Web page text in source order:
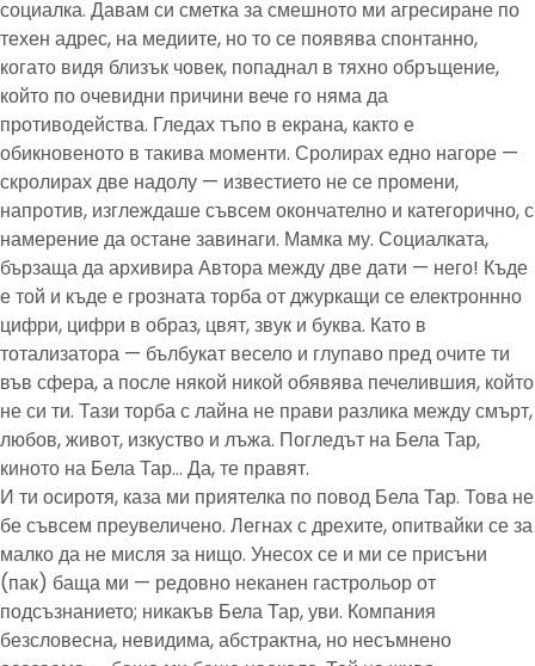
социалка. Давам си сметка за смешното ми агресиране по
техен адрес, на медиите, но то се появява спонтанно,
когато видя близък човек, попаднал в тяхно обръщение,
който по очевидни причини вече го няма да
противодейства. Гледах тъпо в екрана, както е
обикновеното в такива моменти. Сролирах едно нагоре —
скролирах две надолу — известието не се промени,
напротив, изглеждаше съвсем окончателно и категорично, с
намерение да остане завинаги. Мамка му. Социалката,
бързаща да архивира Автора между две дати — него! Къде
е той и къде е грозната торба от джуркащи се електроннно
цифри, цифри в образ, цвят, звук и буква. Като в
тотализатора — бълбукат весело и глупаво пред очите ти
във сфера, а после някой никой обявява печелившия, който
не си ти. Тази торба с лайна не прави разлика между смърт,
любов, живот, изкуство и лъжа. Погледът на Бела Тар,
киното на Бела Тар… Да, те правят.
И ти осиротя, каза ми приятелка по повод Бела Тар. Това не
бе съвсем преувеличено. Легнах с дрехите, опитвайки се за
малко да не мисля за нищо. Унесох се и ми се присъни
(пак) баща ми — редовно неканен гастрольор от
подсъзнанието; никакъв Бела Тар, уви. Компания
безсловесна, невидима, абстрактна, но несъмнено